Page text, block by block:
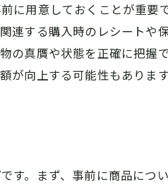
支払い方法の安全性チェック
個人情報の取り扱いについて
クレーム対応の方法
オークションと買取の違い
に用意しておくことが重
する購入時のレシートや
の真贋や状態を正確に把
が向上する可能性もあり
す。まず、事前に商品に